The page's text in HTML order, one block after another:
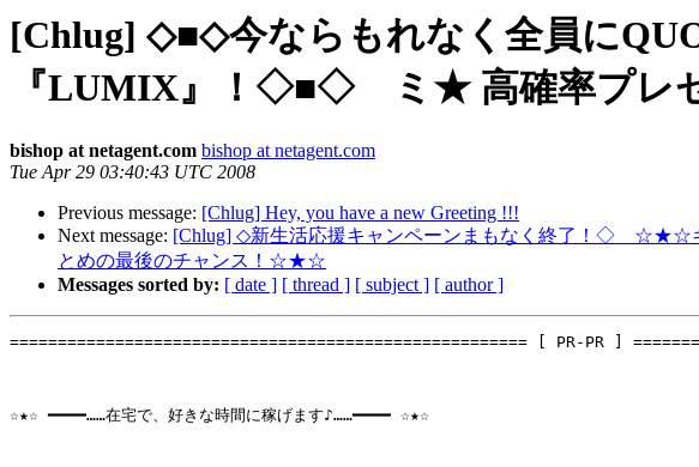
[Chlug] ◇■◇今ならもれなく全員に
『LUMIX』！◇■◇ ミ★ 高確率プ
bishop at netagent.com bishop at netagent.com
Tue Apr 29 03:40:43 UTC 2008
Previous message: [Chlug] Hey, you have a new Greeting !!!
Next message: [Chlug] ◇新生活応援キャンペーンまもなく終了！◇ ☆★☆キ
とめの最後のチャンス！☆★☆
Messages sorted by: [ date ] [ thread ] [ subject ] [ author ]
====================================================== [ PR-PR ]
☆★☆ ━━━━……在宅で、好きな時間に稼げます♪……━━━━ ☆★☆